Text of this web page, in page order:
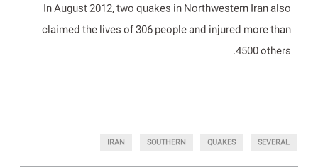
In August 2012, two quakes in Northwestern Iran also
claimed the lives of 306 people and injured more than
4500 others.
SEVERAL
QUAKES
SOUTHERN
IRAN